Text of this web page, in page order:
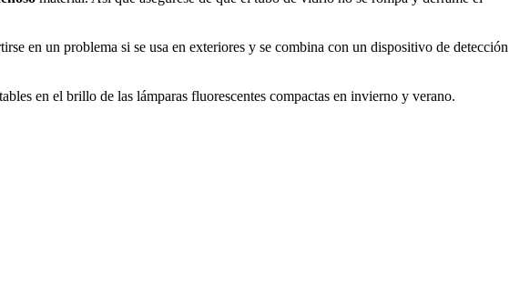
en un problema si se usa en exteriores y se combina con un dispositivo de detección
en el brillo de las lámparas fluorescentes compactas en invierno y verano.